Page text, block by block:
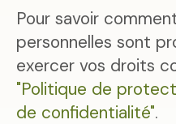
Pour savoir
personnelles sont
exercer vos droits
"Politique de
de confidentialité".